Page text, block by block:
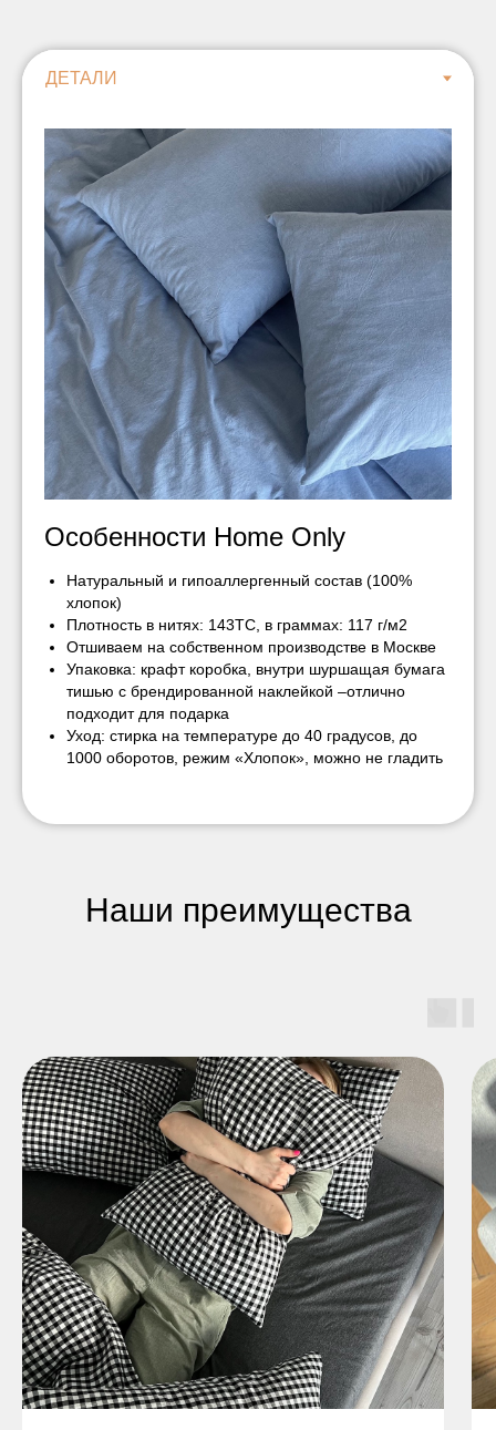
Особенности Home Only
Натуральный и гипоаллергенный состав (100%
хлопок)
Плотность в нитях: 143ТС, в граммах: 117 г/м2
Отшиваем на собственном производстве в Москве
Упаковка: крафт коробка, внутри шуршащая бумага
тишью с брендированной наклейкой –отлично
подходит для подарка
Уход: стирка на температуре до 40 градусов, до
1000 оборотов, режим «Хлопок», можно не гладить
Наши преимущества